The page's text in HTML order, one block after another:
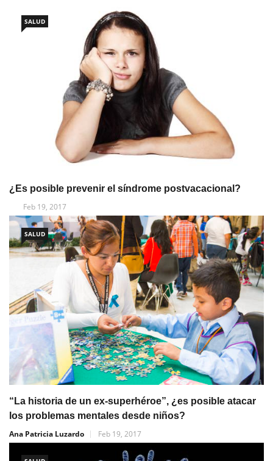
SALUD
¿Es posible prevenir el síndrome postvacacional?
Feb 19, 2017
SALUD
“La historia de un ex-superhéroe”, ¿es posible atacar
los problemas mentales desde niños?
Ana Patricia Luzardo
Feb 19, 2017